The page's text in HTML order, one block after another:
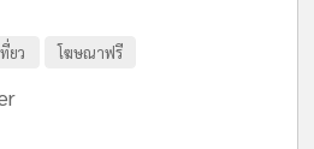
ยว โฆษณาฟรี